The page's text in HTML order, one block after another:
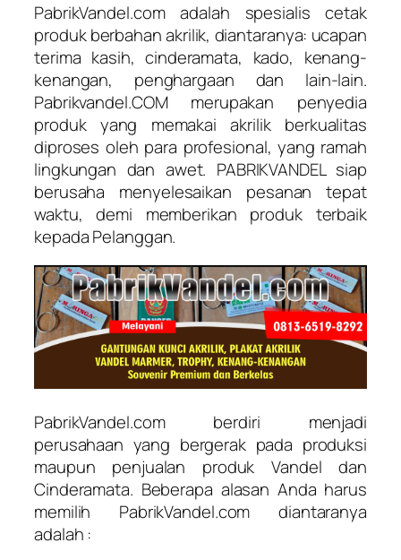
PabrikVandel.com adalah spesialis cetak
produk berbahan akrilik, diantaranya: ucapan
terima kasih, cinderamata, kado, kenang-
kenangan, penghargaan dan lain-lain.
Pabrikvandel.COM merupakan penyedia
produk yang memakai akrilik berkualitas
diproses oleh para profesional, yang ramah
lingkungan dan awet. PABRIKVANDEL siap
berusaha menyelesaikan pesanan tepat
waktu, demi memberikan produk terbaik
kepada Pelanggan.
PabrikVandel.com berdiri menjadi
perusahaan yang bergerak pada produksi
maupun penjualan produk Vandel dan
Cinderamata. Beberapa alasan Anda harus
memilih PabrikVandel.com diantaranya
adalah :